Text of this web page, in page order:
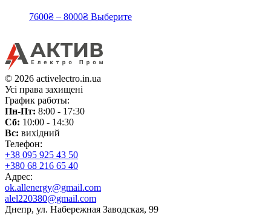
7600₴ – 8000₴ Выберите
© 2026 activelectro.in.ua
Усі права захищені
График работы:
Пн-Пт: 8:00 - 17:30
Сб: 10:00 - 14:30
Вс: вихідний
Телефон:
+38 095 925 43 50
+380 68 216 65 40
Адрес:
ok.allenergy@gmail.com
alel220380@gmail.com
Днепр, ул. Набережная Заводская, 99